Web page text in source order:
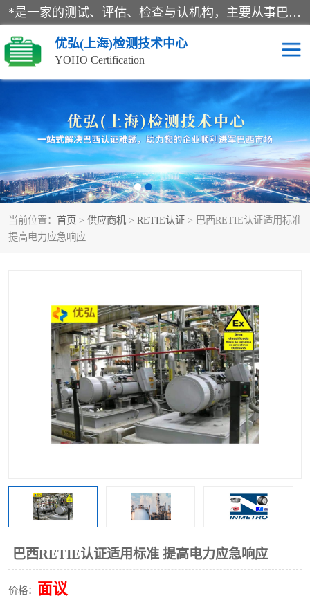
*是一家的测试、评估、检查与认机构，主要从事巴西NR10认证、NR12认证、NR13认证；ANATEL认证、INMTRO认证，欧盟CE认证：MD认证，PED认证，MID认证，ATEX认证，德国蓝色天使认证。
优弘(上海)检测技术中心
YOHO Certification
当前位置： 首页 > 供应商机 > RETIE认证 > 巴西RETIE认证适用标准
提高电力应急响应
巴西RETIE认证适用标准 提高电力应急响应
价格： 面议
RECYCLASS认证 NR10认证
NR12认证 NR13认证
ART认证 巴西NR认证
巴西认证 RETIE认证